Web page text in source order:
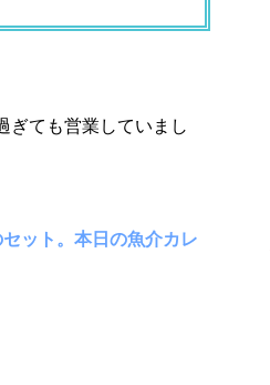
ても営業していまし
ット。本日の魚介カレ